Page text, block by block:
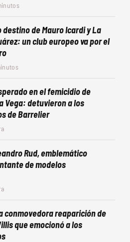
destino de Mauro Icardi y La
un club europeo va por el
en el femicidio de
Vega: detuvieron a los
de Barrelier
Rud, emblemático
de modelos
conmovedora reaparición de
que emocionó a los